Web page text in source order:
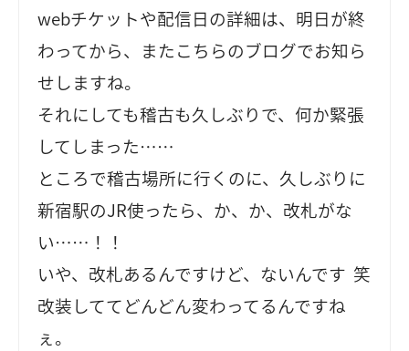
webチケットや配信日の詳細は、明日が終
わってから、またこちらのブログでお知ら
せしますね。
それにしても稽古も久しぶりで、何か緊張
してしまった……
ところで稽古場所に行くのに、久しぶりに
新宿駅のJR使ったら、か、か、改札がな
い……！！
いや、改札あるんですけど、ないんです 笑
改装しててどんどん変わってるんですね
ぇ。